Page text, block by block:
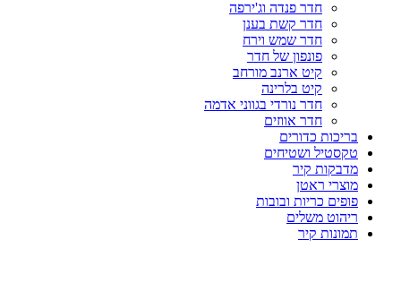
חדר פנדה וג'ירפה
חדר קשת בענן
חדר שמש וירח
פונפון של חדר
קיט ארנב מורחב
קיט בלרינה
חדר נורדי בגווני אדמה
חדר אווזים
בריכות כדורים
טקסטיל ושטיחים
מדבקות קיר
מוצרי ראטן
פופים כריות ובובות
ריהוט משלים
תמונות קיר